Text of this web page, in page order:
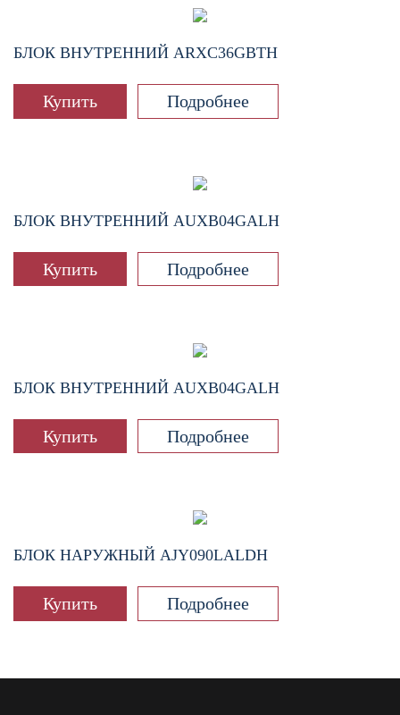
БЛОК ВНУТРЕННИЙ ARXC36GBTH
Купить Подробнее
БЛОК ВНУТРЕННИЙ AUXB04GALH
Купить Подробнее
БЛОК ВНУТРЕННИЙ AUXB04GALH
Купить Подробнее
БЛОК НАРУЖНЫЙ AJY090LALDH
Купить Подробнее